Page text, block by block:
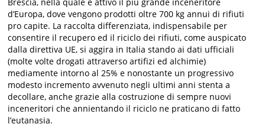
d’Europa, dove vengono prodotti oltre 700 kg annui di rifiuti
pro capite. La raccolta differenziata, indispensabile per
consentire il recupero ed il riciclo dei rifiuti, come auspicato
dalla direttiva UE, si aggira in Italia stando ai dati ufficiali
(molte volte drogati attraverso artifizi ed alchimie)
mediamente intorno al 25% e nonostante un progressivo
modesto incremento avvenuto negli ultimi anni stenta a
decollare, anche grazie alla costruzione di sempre nuovi
inceneritori che annientando il riciclo ne praticano di fatto
l’eutanasia.